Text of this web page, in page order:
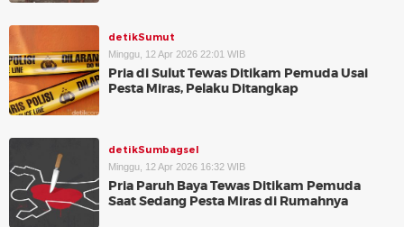
detikSumut
Minggu, 12 Apr 2026 22:01 WIB
Pria di Sulut Tewas Ditikam Pemuda Usai
Pesta Miras, Pelaku Ditangkap
detikSumbagsel
Minggu, 12 Apr 2026 16:32 WIB
Pria Paruh Baya Tewas Ditikam Pemuda
Saat Sedang Pesta Miras di Rumahnya